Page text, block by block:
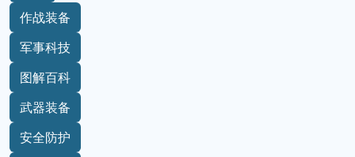
作战装备
军事科技
图解百科
武器装备
安全防护